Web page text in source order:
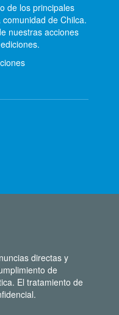
de los principales
de Chilca.
nuestras acciones
directas y
de
El tratamiento de